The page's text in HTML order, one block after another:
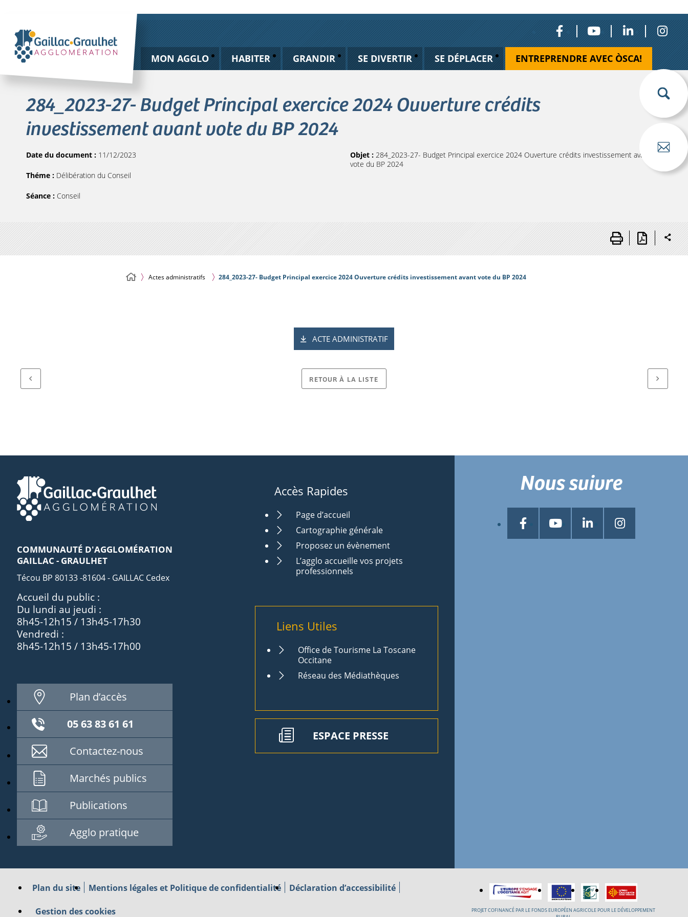
MON AGGLO HABITER GRANDIR SE DIVERTIR SE DÉPLACER ENTREPRENDRE AVEC ÒSCA!
284_2023-27- Budget Principal exercice 2024 Ouverture crédits
investissement avant vote du BP 2024
Date du document : 11/12/2023
Théme : Délibération du Conseil
Séance : Conseil
Objet : 284_2023-27- Budget Principal exercice 2024 Ouverture crédits investissement avant
vote du BP 2024
Actes administratifs 284_2023-27- Budget Principal exercice 2024 Ouverture crédits investissement avant vote du BP 2024
ACTE ADMINISTRATIF
RETOUR À LA LISTE
COMMUNAUTÉ D'AGGLOMÉRATION
GAILLAC - GRAULHET
Técou BP 80133 -81604 - GAILLAC Cedex
Accueil du public :
Du lundi au jeudi :
8h45-12h15 / 13h45-17h30
Vendredi :
8h45-12h15 / 13h45-17h00
Plan d’accès
05 63 83 61 61
Contactez-nous
Marchés publics
Publications
Agglo pratique
Accès Rapides
Page d’accueil
Cartographie générale
Proposez un évènement
L’agglo accueille vos projets
professionnels
Liens Utiles
Office de Tourisme La Toscane
Occitane
Réseau des Médiathèques
ESPACE PRESSE
Nous suivre
Plan du site Mentions légales et Politique de confidentialité Déclaration d’accessibilité
Gestion des cookies
PROJET COFINANCÉ PAR LE FONDS EUROPÉEN AGRICOLE POUR LE DÉVELOPPEMENT